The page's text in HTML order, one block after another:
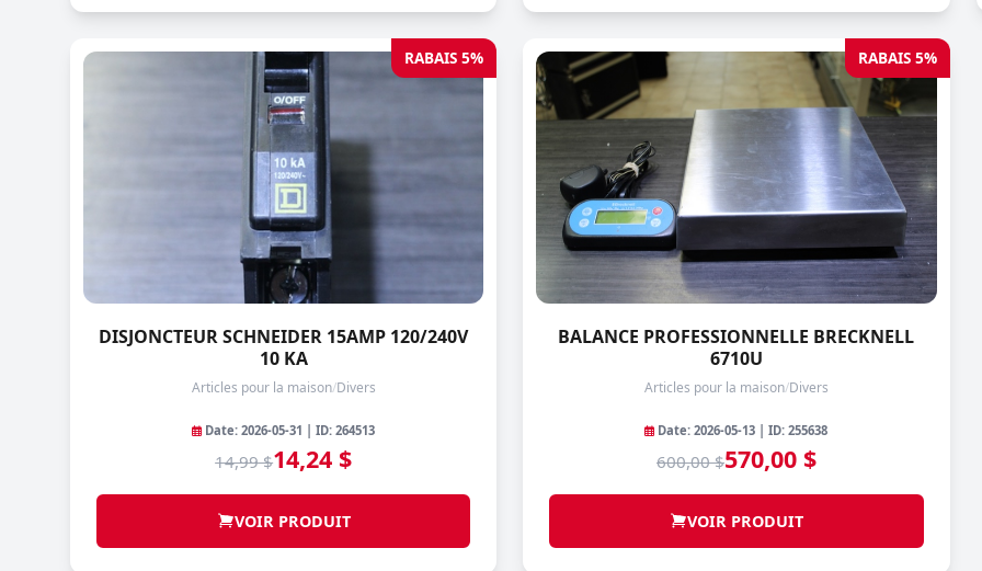
RABAIS 5%
DISJONCTEUR SCHNEIDER 15AMP 120/240V
10 KA
Articles pour la maison/Divers
Date: 2026-05-31 | ID: 264513
14,99 $14,24 $
VOIR PRODUIT
RABAIS 5%
BALANCE PROFESSIONNELLE BRECKNELL
6710U
Articles pour la maison/Divers
Date: 2026-05-13 | ID: 255638
600,00 $570,00 $
VOIR PRODUIT